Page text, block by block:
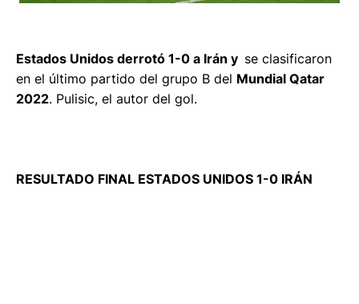
Estados Unidos derrotó 1-0 a Irán y se clasificaron
en el último partido del grupo B del Mundial Qatar
2022. Pulisic, el autor del gol.
RESULTADO FINAL ESTADOS UNIDOS 1-0 IRÁN